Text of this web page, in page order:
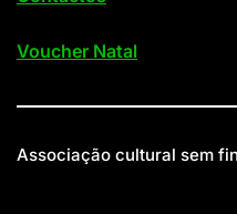
Voucher Natal
Associação cultural sem